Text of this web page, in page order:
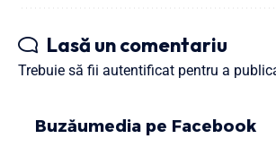
Lasă un comentariu
Trebuie să fii autentificat pentru a
Buzăumedia pe Facebook